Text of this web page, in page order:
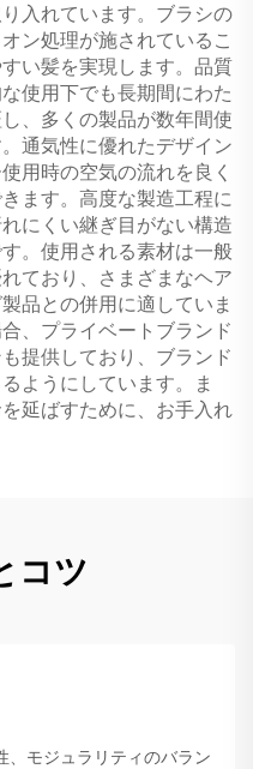
入れています。ブラシの
ン処理が施されているこ
い髪を実現します。品質
使用下でも長期間にわた
、多くの製品が数年間使
通気性に優れたデザイン
用時の空気の流れを良く
ます。高度な製造工程に
にくい継ぎ目がない構造
。使用される素材は一般
ており、さまざまなヘア
品との併用に適していま
、プライベートブランド
提供しており、ブランド
ようにしています。ま
延ばすために、お手入れ
コツ
、モジュラリティのバラン